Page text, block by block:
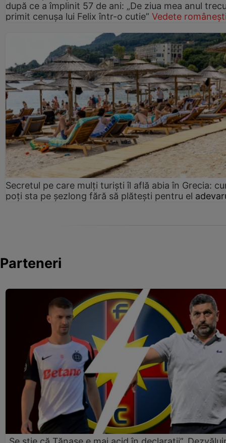
după ce a împlinit 57 de ani: „De ziua mea anul
primit cenușa lui Felix într-o cutie” Vedete
Secretul pe care mulți turiști îl află abia în Grecia:
poți sta pe șezlong fără să plătești pentru el
Parteneri